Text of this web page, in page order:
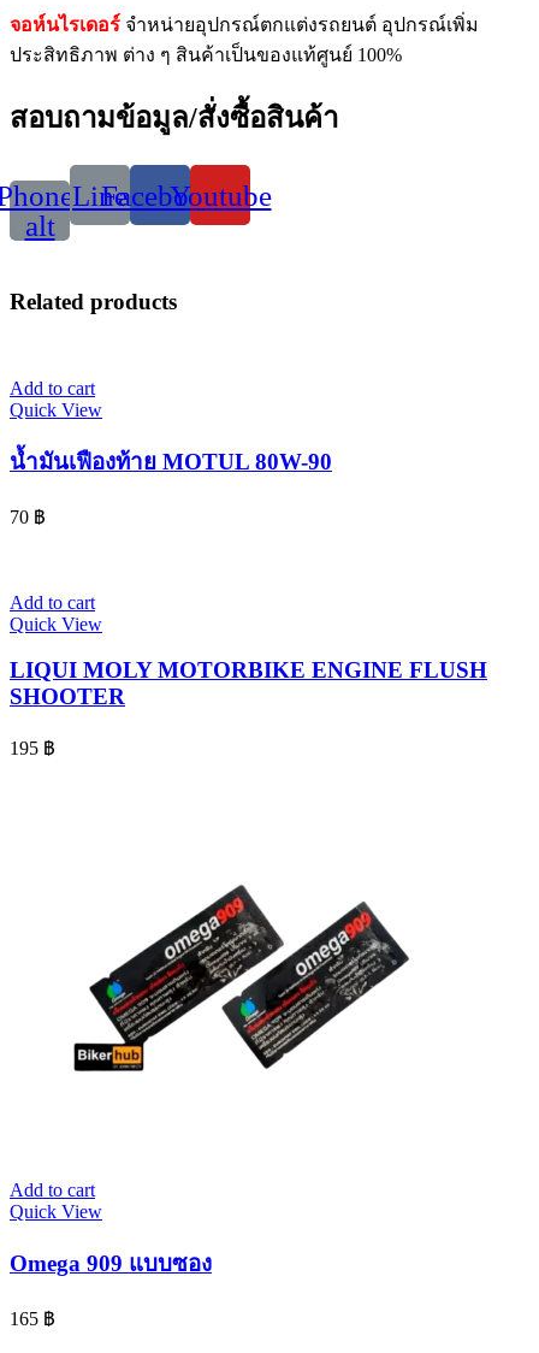
จอห์นไรเดอร์ จำหน่ายอุปกรณ์ตกแต่งรถยนต์ อุปกรณ์เพิ่ม
ประสิทธิภาพ ต่าง ๆ สินค้าเป็นของแท้ศูนย์ 100%
สอบถามข้อมูล/สั่งซื้อสินค้า
alt
LineFacebookYoutube
Related products
Add to cart
Quick View
น้ำมันเฟืองท้าย MOTUL 80W-90
70 ฿
Add to cart
Quick View
LIQUI MOLY MOTORBIKE ENGINE FLUSH
SHOOTER
195 ฿
Add to cart
Quick View
Omega 909 แบบซอง
165 ฿